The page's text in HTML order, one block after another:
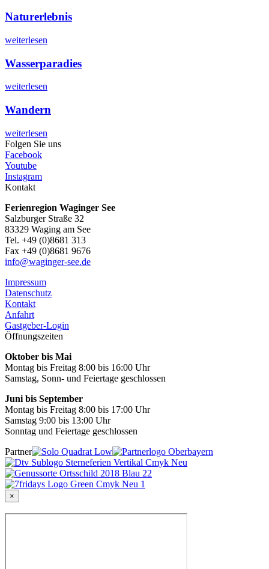
Naturerlebnis
weiterlesen
Wasserparadies
weiterlesen
Wandern
weiterlesen
Folgen Sie uns
Facebook
Youtube
Instagram
Kontakt
Ferienregion Waginger See
Salzburger Straße 32
83329 Waging am See
Tel. +49 (0)8681 313
Fax +49 (0)8681 9676
info@waginger-see.de
Impressum
Datenschutz
Kontakt
Anfahrt
Gastgeber-Login
Öffnungszeiten
Oktober bis Mai
Montag bis Freitag 8:00 bis 16:00 Uhr
Samstag, Sonn- und Feiertage geschlossen
Juni bis September
Montag bis Freitag 8:00 bis 17:00 Uhr
Samstag 9:00 bis 13:00 Uhr
Sonntag und Feiertage geschlossen
Partner
×